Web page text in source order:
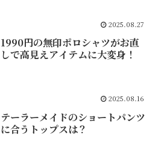
2025.08.27
1990円の無印ポロシャツがお直
しで高見えアイテムに大変身！
2025.08.16
テーラーメイドのショートパンツ
に合うトップスは？